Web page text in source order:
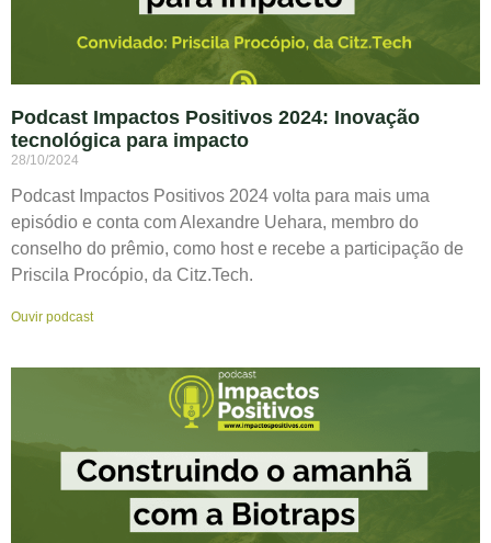
Podcast Impactos Positivos 2024: Inovação
tecnológica para impacto
28/10/2024
Podcast Impactos Positivos 2024 volta para mais uma
episódio e conta com Alexandre Uehara, membro do
conselho do prêmio, como host e recebe a participação de
Priscila Procópio, da Citz.Tech.
Ouvir podcast